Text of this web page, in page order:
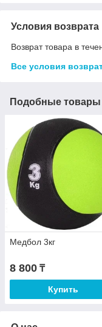
Условия возврата
Возврат товара в
Все условия
Подобные товары
Медбол 3кг
8 800 ₸
Купить